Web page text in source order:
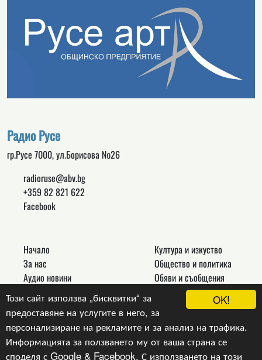
OK!
Този сайт използва „бисквитки“ за
предоставяне на услугите в него, за
персонализиране на рекламите и за анализ на трафика.
Информацията за ползването му от ваша страна се
споделя с Google & Facebook. С използването на този
Радио Русе
гр.Русе 7000, ул.Борисова №26
radioruse@abv.bg
+359 82 821 622
Facebook
Начало
За нас
Аудио новини
Връзки
Контакти
Култура и изкуство
Общество и политика
Обяви и съобщения
Новини
Други